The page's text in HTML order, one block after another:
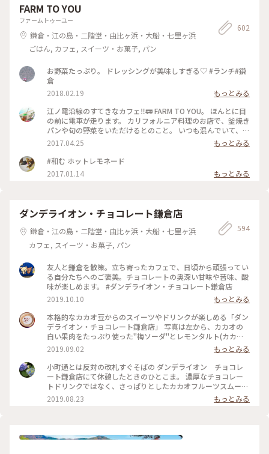
FARM TO YOU
ファームトゥーユー
鎌倉・江の島・二階堂・由比ヶ浜・大船・七里ヶ浜
ごはん, カフェ, スイーツ・お菓子, パン
602
お野菜たっぷり。 ドレッシングが美味しすぎる♡ #ランチ#鎌
倉
2018.02.19
もっとみる
江ノ電沿線のすてきなカフェ‼︎🚃 FARM TO YOU。 ほんとに目
の前に電車が走ります。 カリフォルニア料理のお店で、釜焼き
パンや旬の野菜をいただけるとのこと。 いつも混んでいて、テ
イクアウトカフェのみなのですが、アルコールもあるので、ゆ
っくりしたいですﾟ･*:.｡. .｡.:*･゜ #farmtoyou #カリフォルニア
料理 #ランチ #カフェ #テイクアウト #由比ヶ浜 #鎌倉 #江ノ電
2017.04.25
もっとみる
#和む ホットレモネード
2017.01.14
もっとみる
ダンデライオン・チョコレート鎌倉店
鎌倉・江の島・二階堂・由比ヶ浜・大船・七里ヶ浜
カフェ, スイーツ・お菓子, パン
594
友人と鎌倉を散策。立ち寄ったカフェで、日頃から頑張ってい
る自分たちへのご褒美。チョコレートの奥深い甘味や苦味、酸
味が楽しめます。 #ダンデライオン・チョコレート鎌倉店
2019.10.10
もっとみる
本格的なカカオ豆からのスイーツやドリンクが楽しめる「ダン
デライオン・チョコレート鎌倉店」 写真は左から、カカオの
白い果肉をたっぷり使った"梅ソーダ"とレモンタルト(カカオ
の間にレモンがしっかりと挟まれており、カカオの苦味となん
だか合っている😱‼️) 窓の外からは鎌倉駅のホームが見え、春
になると桜🌸が窓を覆う感じに咲くようです🚃 ホームを行き
交う人達を見ながら、カフェもたまには素敵だなぁ…と感じま
した。 #チョコレート#わたしの街#ダンデライオン#カカオ#鎌
2019.09.02
もっとみる
小町通とは反対の改札すぐそばの ダンデライオン チョコレ
ート鎌倉店にて休憩したときのひとこま。 濃厚なチョコレー
トドリンクではなく、さっぱりとしたカカオフルーツスムージ
ーを。 美味しかったです～ そしておまけのお菓子も嬉しい。
#鎌倉 #ダンデライオンチョコレート #スムージー
2019.08.23 もっとみる